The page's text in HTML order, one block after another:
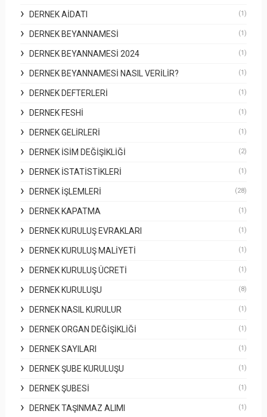
DERNEK AIDATI (1)
DERNEK BEYANNAMESI (1)
DERNEK BEYANNAMESI 2024 (1)
DERNEK BEYANNAMESI NASIL VERILIR? (1)
DERNEK DEFTERLERI (1)
DERNEK FESHI (1)
DERNEK GELIRLERI (1)
DERNEK İSIM DEĞIŞIKLIĞI (2)
DERNEK İSTATISTIKLERI (1)
DERNEK İŞLEMLERI (28)
DERNEK KAPATMA (1)
DERNEK KURULUŞ EVRAKLARI (1)
DERNEK KURULUŞ MALIYETI (1)
DERNEK KURULUŞ ÜCRETI (1)
DERNEK KURULUŞU (8)
DERNEK NASIL KURULUR (1)
DERNEK ORGAN DEĞIŞIKLIĞI (1)
DERNEK SAYILARI (1)
DERNEK ŞUBE KURULUŞU (1)
DERNEK ŞUBESI (1)
DERNEK TAŞINMAZ ALIMI (1)